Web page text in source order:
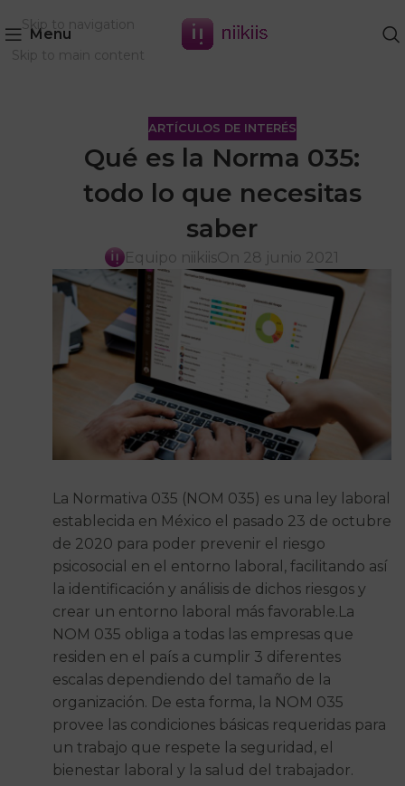
Skip to navigation
Skip to main content
Menu
ARTÍCULOS DE INTERÉS
Qué es la Norma 035:
todo lo que necesitas
saber
Equipo niikiisOn 28 junio 2021
La Normativa 035 (NOM 035) es una ley laboral
establecida en México el pasado 23 de octubre
de 2020 para poder prevenir el riesgo
psicosocial en el entorno laboral, facilitando así
la identificación y análisis de dichos riesgos y
crear un entorno laboral más favorable.La
NOM 035 obliga a todas las empresas que
residen en el país a cumplir 3 diferentes
escalas dependiendo del tamaño de la
organización. De esta forma, la NOM 035
provee las condiciones básicas requeridas para
un trabajo que respete la seguridad, el
bienestar laboral y la salud del trabajador.